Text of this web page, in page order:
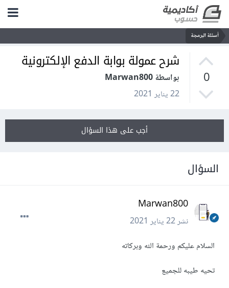
أسئلة البرمجة
0
شرح عمولة بوابة الدفع الإلكترونية
بواسطة Marwan800
22 يناير 2021
أجب على هذا السؤال
السؤال
Marwan800
نشر22 يناير 2021
السلام عليكم ورحمة الله وبركاته
تحيه طيبه للجميع